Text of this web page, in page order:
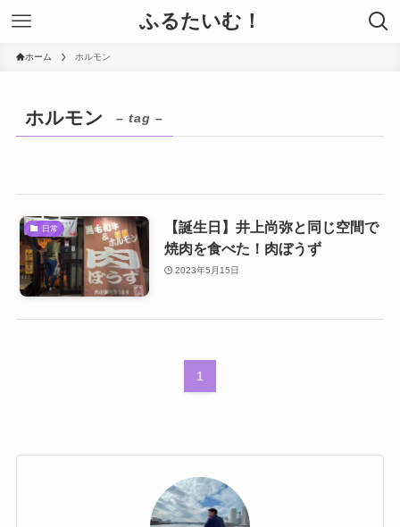
ふるたいむ！
ホーム ホルモン
ホルモン – tag –
日常
【誕生日】井上尚弥と同じ空間で
焼肉を食べた！肉ぼうず
2023年5月15日
1